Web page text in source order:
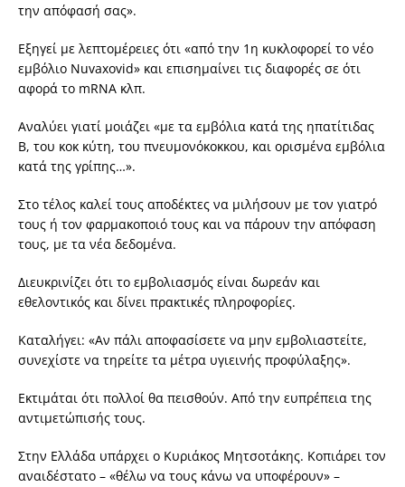
την απόφασή σας».
Εξηγεί με λεπτομέρειες ότι «από την 1η κυκλοφορεί το νέο
εμβόλιο Nuvaxovid» και επισημαίνει τις διαφορές σε ότι
αφορά το mRNA κλπ.
Αναλύει γιατί μοιάζει «με τα εμβόλια κατά της ηπατίτιδας
Β, του κοκ κύτη, του πνευμονόκοκκου, και ορισμένα εμβόλια
κατά της γρίπης…».
Στο τέλος καλεί τους αποδέκτες να μιλήσουν με τον γιατρό
τους ή τον φαρμακοποιό τους και να πάρουν την απόφαση
τους, με τα νέα δεδομένα.
Διευκρινίζει ότι το εμβολιασμός είναι δωρεάν και
εθελοντικός και δίνει πρακτικές πληροφορίες.
Καταλήγει: «Αν πάλι αποφασίσετε να μην εμβολιαστείτε,
συνεχίστε να τηρείτε τα μέτρα υγιεινής προφύλαξης».
Εκτιμάται ότι πολλοί θα πεισθούν. Από την ευπρέπεια της
αντιμετώπισής τους.
Στην Ελλάδα υπάρχει ο Κυριάκος Μητσοτάκης. Κοπιάρει τον
αναιδέστατο – «θέλω να τους κάνω να υποφέρουν» –